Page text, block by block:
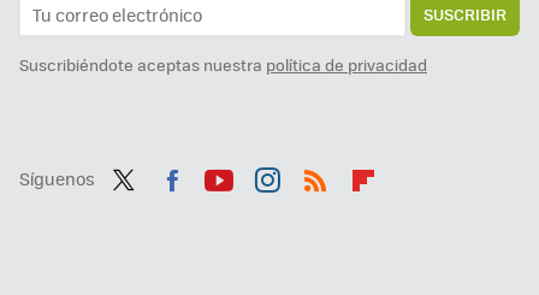
SUSCRIBIR
Suscribiéndote aceptas nuestra política de privacidad
Síguenos